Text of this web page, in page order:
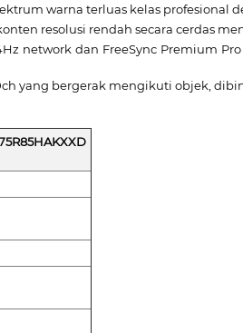
warna terluas kelas profesional
resolusi rendah secara cerdas
network dan FreeSync Premium
yang bergerak mengikuti objek,